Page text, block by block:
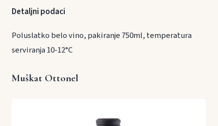
Detaljni podaci
Poluslatko belo vino, pakiranje 750ml, temperatura
serviranja 10-12°C
Muškat Ottonel